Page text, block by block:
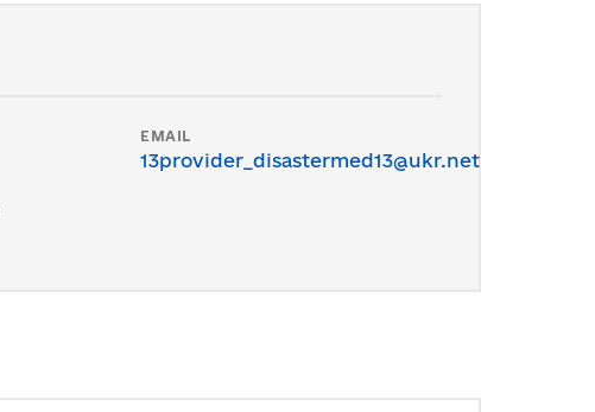
EMAIL
13provider_disastermed13@ukr.net